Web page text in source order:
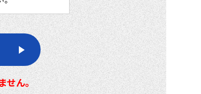
ん。